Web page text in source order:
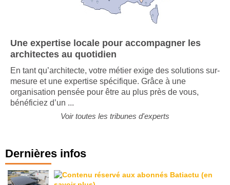
Une expertise locale pour accompagner les
architectes au quotidien
En tant qu’architecte, votre métier exige des solutions sur-
mesure et une expertise spécifique. Grâce à une
organisation pensée pour être au plus près de vous,
bénéficiez d’un ...
Voir toutes les tribunes d'experts
Dernières infos